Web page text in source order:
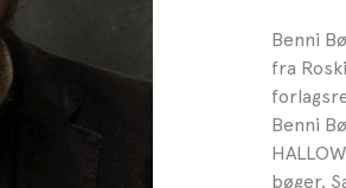
Benni
fra
Benni
bøger.